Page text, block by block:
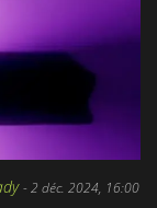
-2 déc. 2024, 16:00